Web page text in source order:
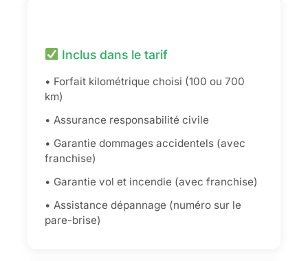
Inclus dans le tarif
• Forfait kilométrique choisi (100 ou 700
km)
• Assurance responsabilité civile
• Garantie dommages accidentels (avec
franchise)
• Garantie vol et incendie (avec franchise)
• Assistance dépannage (numéro sur le
pare-brise)